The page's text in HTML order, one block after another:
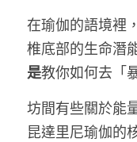
在瑜伽的語境裡
椎底部的生命潛
是教你如何去「
坊間有些關於能
昆達里尼瑜伽的